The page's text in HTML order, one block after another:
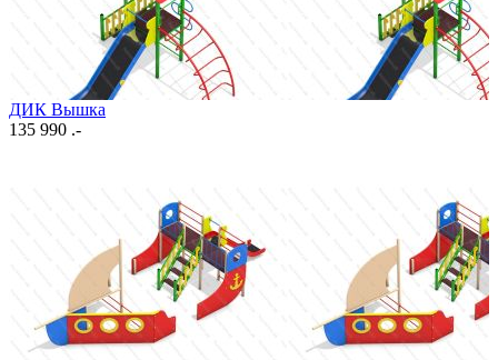
ДИК Вышка
135 990 .-